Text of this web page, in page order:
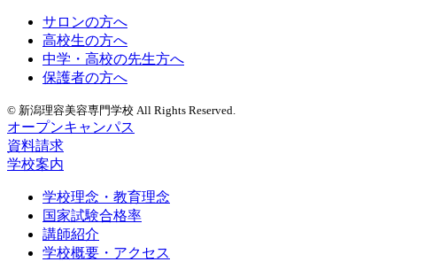
サロンの方へ
高校生の方へ
中学・高校の先生方へ
保護者の方へ
© 新潟理容美容専門学校 All Rights Reserved.
オープンキャンパス
資料請求
学校案内
学校理念・教育理念
国家試験合格率
講師紹介
学校概要・アクセス